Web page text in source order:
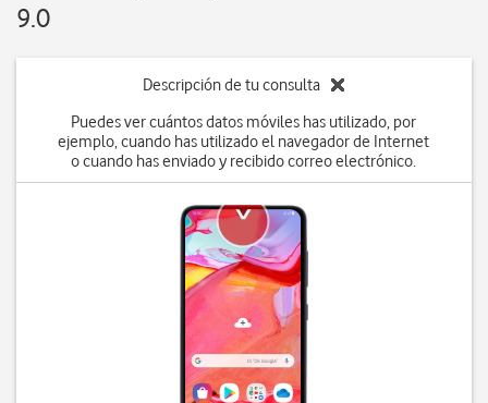
9.0
Descripción de tu consulta
Puedes ver cuántos datos móviles has utilizado, por
ejemplo, cuando has utilizado el navegador de Internet
o cuando has enviado y recibido correo electrónico.